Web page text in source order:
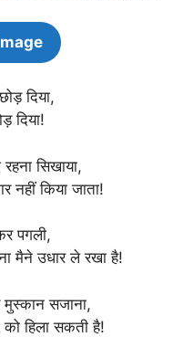
दिया,
दिया!
सिखाया,
नहीं किया जाता!
पगली,
मैने उधार ले रखा है!
मुस्कान सजाना,
को हिला सकती है!